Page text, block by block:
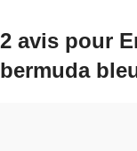
2 avis pour
bermuda